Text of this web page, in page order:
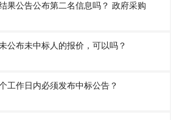
果公告公布第二名信息吗？ 政府采购
公布未中标人的报价，可以吗？
工作日内必须发布中标公告？